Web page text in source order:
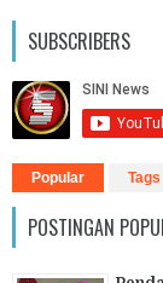
SUBSCRIBERS
Popular Tags
POSTINGAN